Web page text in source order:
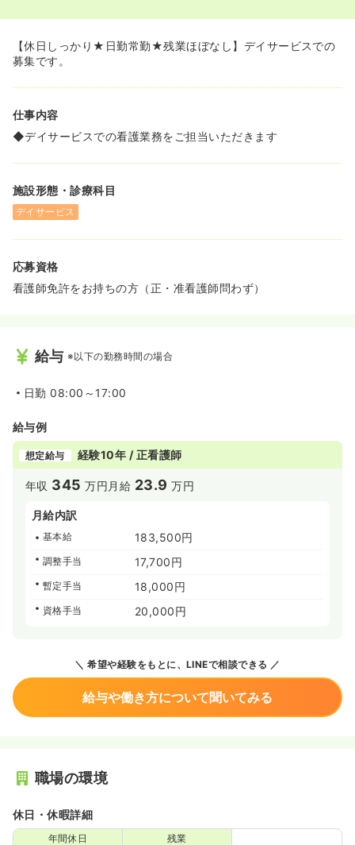
【休日しっかり★日勤常勤★残業ほぼなし】デイサービスでの
募集です。
仕事内容
◆デイサービスでの看護業務をご担当いただきます
施設形態・診療科目
デイサービス
応募資格
看護師免許をお持ちの方（正・准看護師問わず）
給与 ※以下の勤務時間の場合
日勤 08:00～17:00
給与例
想定給与 経験10年 / 正看護師
年収 345 万円 月給 23.9 万円
月給内訳
基本給 183,500円
調整手当 17,700円
暫定手当 18,000円
資格手当 20,000円
希望や経験をもとに、LINEで相談できる
給与や働き方について聞いてみる
職場の環境
休日・休暇詳細
年間休日 残業